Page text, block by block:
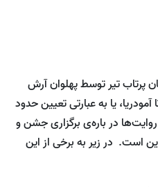
پرتاب تیر توسط پهلوان آرش
یا به عبارتی تعیین حدود
روایت‌ها در باره‌ی برگزاری جشن و
است. در زیر به برخی از این